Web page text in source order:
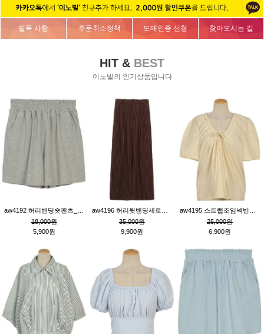
필독 사항 주문취소정책 도매인증 신청 찾아오시는 길
HIT & BEST
이노빌의 인기상품입니다
18,000원
5,900원
35,000원
9,900원
25,000원
6,900원